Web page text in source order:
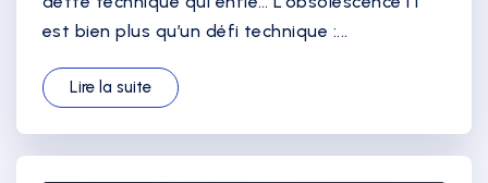
est bien plus qu’un défi technique :...
Lire la suite